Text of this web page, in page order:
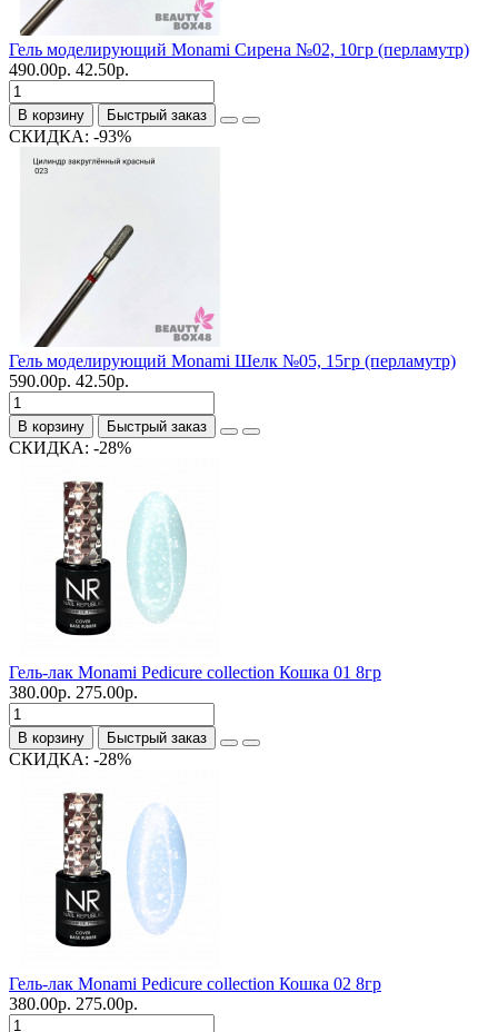
Гель моделирующий Monami Сирена №02, 10гр (перламутр)
490.00р. 42.50р.
В корзину Быстрый заказ
СКИДКА: -93%
Гель моделирующий Monami Шелк №05, 15гр (перламутр)
590.00р. 42.50р.
В корзину Быстрый заказ
СКИДКА: -28%
Гель-лак Monami Pedicure collection Кошка 01 8гр
380.00р. 275.00р.
В корзину Быстрый заказ
СКИДКА: -28%
Гель-лак Monami Pedicure collection Кошка 02 8гр
380.00р. 275.00р.